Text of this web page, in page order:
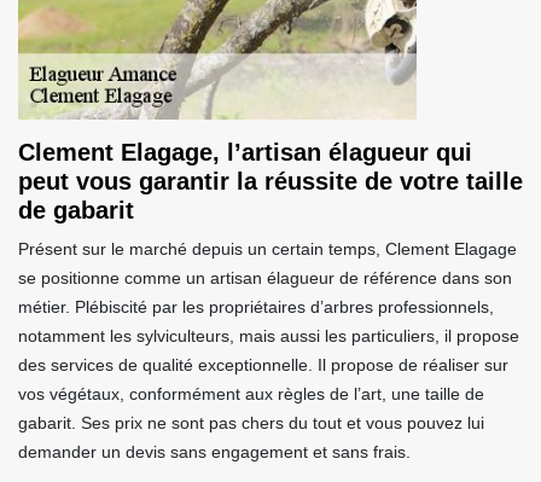
Clement Elagage, l’artisan élagueur qui
peut vous garantir la réussite de votre taille
de gabarit
Présent sur le marché depuis un certain temps, Clement Elagage
se positionne comme un artisan élagueur de référence dans son
métier. Plébiscité par les propriétaires d’arbres professionnels,
notamment les sylviculteurs, mais aussi les particuliers, il propose
des services de qualité exceptionnelle. Il propose de réaliser sur
vos végétaux, conformément aux règles de l’art, une taille de
gabarit. Ses prix ne sont pas chers du tout et vous pouvez lui
demander un devis sans engagement et sans frais.